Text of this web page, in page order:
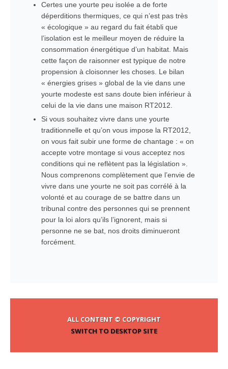
Certes une yourte peu isolée a de forte
déperditions thermiques, ce qui n’est pas très
« écologique » au regard du fait établi que
l’isolation est le meilleur moyen de réduire la
consommation énergétique d’un habitat. Mais
cette façon de raisonner est typique de notre
propension à cloisonner les choses. Le bilan
« énergies grises » global de la vie dans une
yourte modeste est sans doute bien inférieur à
celui de la vie dans une maison RT2012.
Si vous souhaitez vivre dans une yourte
traditionnelle et qu’on vous impose la RT2012,
on vous fait subir une forme de chantage : « on
accepte votre montage si vous acceptez nos
conditions qui ne reflètent pas la législation ».
Nous comprenons complètement que l’envie de
vivre dans une yourte ne soit pas corrélé à la
volonté et au courage de se battre dans un
tribunal contre des personnes qui se prennent
pour la loi alors qu’ils l’ignorent, mais si
personne ne se bat, nos droits diminueront
forcément.
ALL CONTENT © COPYRIGHT
SWITCH TO DESKTOP SITE